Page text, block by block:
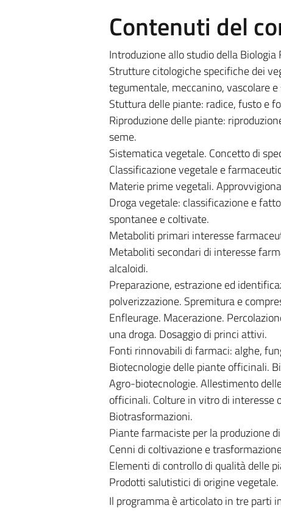
Contenuti del
Introduzione allo studio della Biologia
Strutture citologiche specifiche dei
tegumentale, meccanino, vascolare e
Stuttura delle piante: radice, fusto e
Riproduzione delle piante:
seme.
Sistematica vegetale. Concetto di
Classificazione vegetale e
Materie prime vegetali.
Droga vegetale: classificazione e
spontanee e coltivate.
Metaboliti primari interesse
Metaboliti secondari di interesse
alcaloidi.
Preparazione, estrazione ed
polverizzazione. Spremitura e
Enfleurage. Macerazione.
una droga. Dosaggio di princi attivi.
Fonti rinnovabili di farmaci: alghe,
Biotecnologie delle piante officinali.
Agro-biotecnologie. Allestimento
officinali. Colture in vitro di interesse
Biotrasformazioni.
Piante farmaciste per la produzione
Cenni di coltivazione e
Elementi di controllo di qualità delle
Prodotti salutistici di origine vegetale.
Il programma è articolato in tre parti